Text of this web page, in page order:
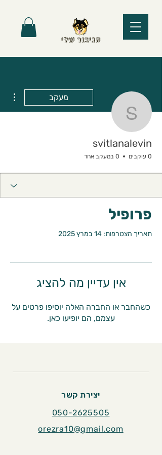
svitlanalevin
מעקב
svitlanalevin
0 עוקבים 0 במעקב אחר
פרופיל
תאריך הצטרפות: 14 במרץ 2025
אין עדיין מה להציג
כשהחבר או החברה האלה יוסיפו פרטים על
עצמם, הם יופיעו כאן.
יצירת קשר
050-2625505
orezra10@gmail.com